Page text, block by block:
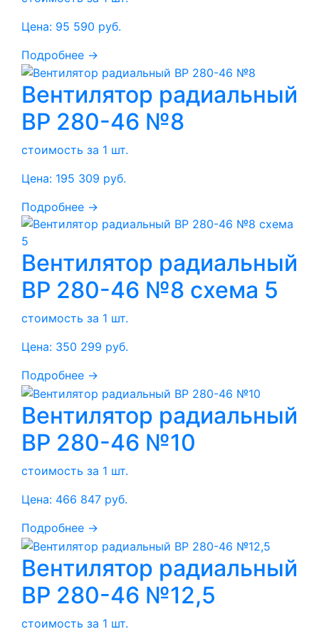
Цена: 95 590 руб.
Подробнее →
Вентилятор радиальный
ВР 280-46 №8
стоимость за 1 шт.
Цена: 195 309 руб.
Подробнее →
Вентилятор радиальный
ВР 280-46 №8 схема 5
стоимость за 1 шт.
Цена: 350 299 руб.
Подробнее →
Вентилятор радиальный
ВР 280-46 №10
стоимость за 1 шт.
Цена: 466 847 руб.
Подробнее →
Вентилятор радиальный
ВР 280-46 №12,5
стоимость за 1 шт.